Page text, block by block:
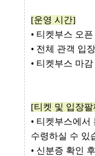
[운영 시간]
• 티켓부스 오
• 전체 관객 입
• 티켓부스 마
[티켓 및 입장
• 티켓부스에
수령하실 수 있
• 신분증 확인